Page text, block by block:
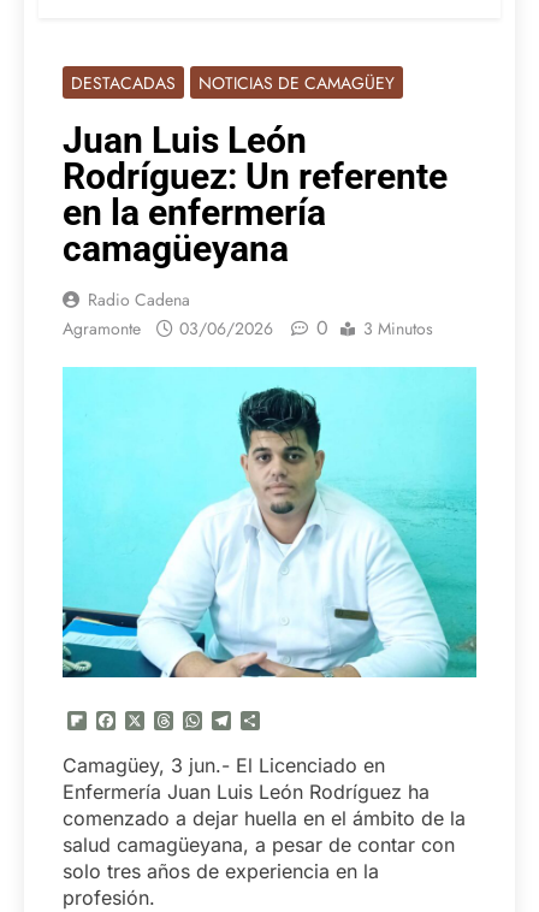
DESTACADAS NOTICIAS DE CAMAGÜEY
Juan Luis León
Rodríguez: Un referente
en la enfermería
camagüeyana
Radio Cadena
Agramonte
03/06/2026 0 3 Minutos
Flipboard
FacebookThreadsWhatsApp
Telegram
Camagüey, 3 jun.- El Licenciado en
Enfermería Juan Luis León Rodríguez ha
comenzado a dejar huella en el ámbito de la
salud camagüeyana, a pesar de contar con
solo tres años de experiencia en la
profesión.